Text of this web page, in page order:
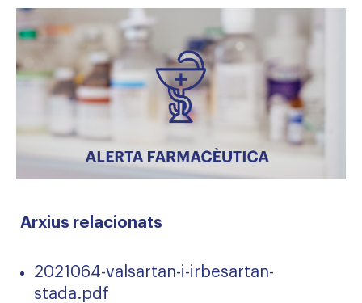
Arxius relacionats
2021064-valsartan-i-irbesartan-
stada.pdf